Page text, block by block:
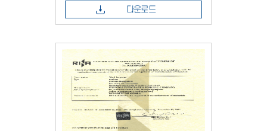
다운로드